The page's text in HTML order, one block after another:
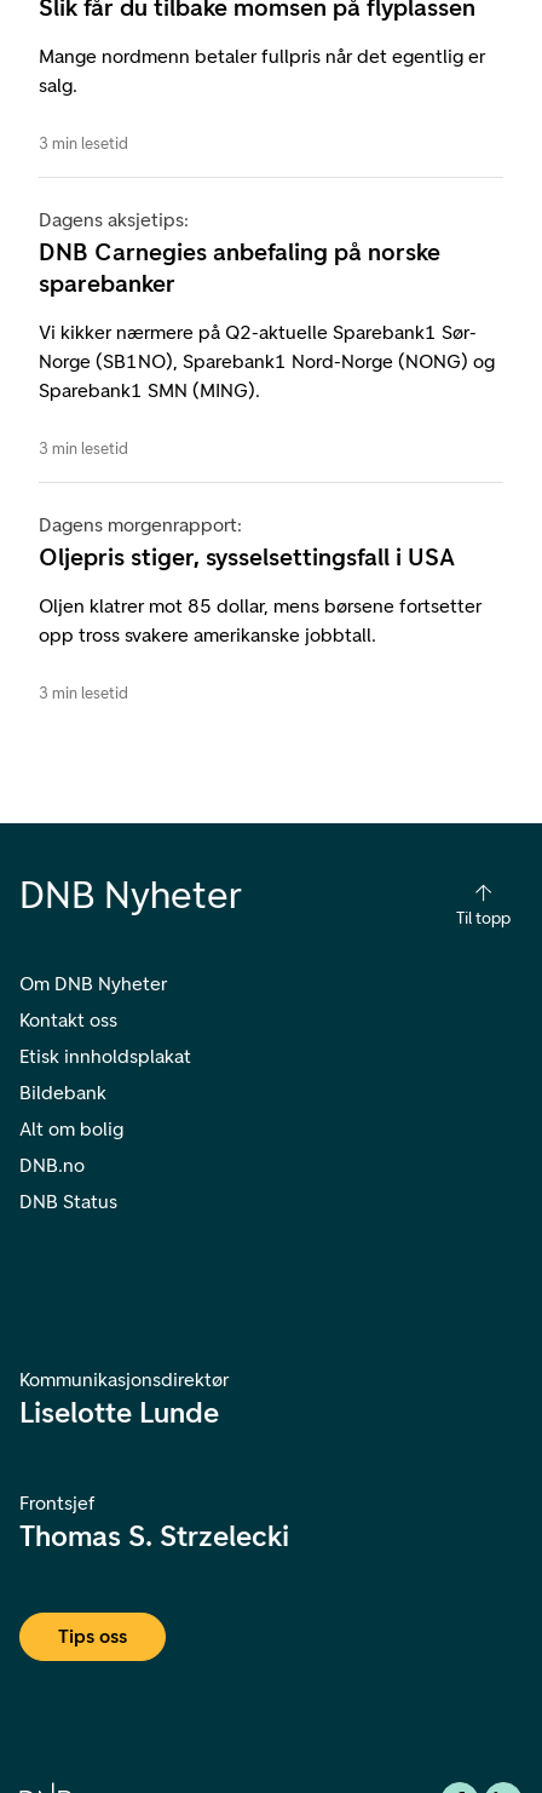
Slik får du tilbake momsen på flyplassen
Mange nordmenn betaler fullpris når det egentlig er
salg.
3 min lesetid
Dagens aksjetips:
DNB Carnegies anbefaling på norske
sparebanker
Vi kikker nærmere på Q2-aktuelle Sparebank1 Sør-
Norge (SB1NO), Sparebank1 Nord-Norge (NONG) og
Sparebank1 SMN (MING).
3 min lesetid
Dagens morgenrapport:
Oljepris stiger, sysselsettingsfall i USA
Oljen klatrer mot 85 dollar, mens børsene fortsetter
opp tross svakere amerikanske jobbtall.
3 min lesetid
DNB Nyheter
Til topp
Om DNB Nyheter
Kontakt oss
Etisk innholdsplakat
Bildebank
Alt om bolig
DNB.no
DNB Status
Kommunikasjonsdirektør
Liselotte Lunde
Frontsjef
Thomas S. Strzelecki
Tips oss